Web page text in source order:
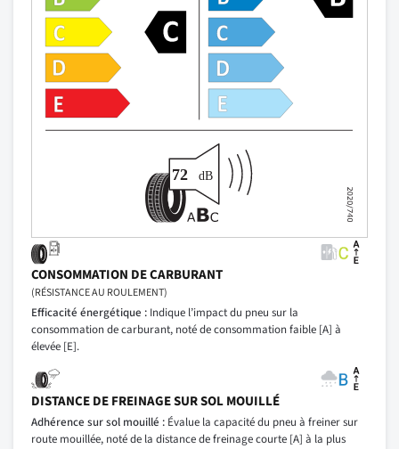
CONSOMMATION DE CARBURANT
(RÉSISTANCE AU ROULEMENT)
Efficacité énergétique : Indique l’impact du pneu sur la
consommation de carburant, noté de consommation faible [A] à
élevée [E].
DISTANCE DE FREINAGE SUR SOL MOUILLÉ
Adhérence sur sol mouillé : Évalue la capacité du pneu à freiner sur
route mouillée, noté de la distance de freinage courte [A] à la plus